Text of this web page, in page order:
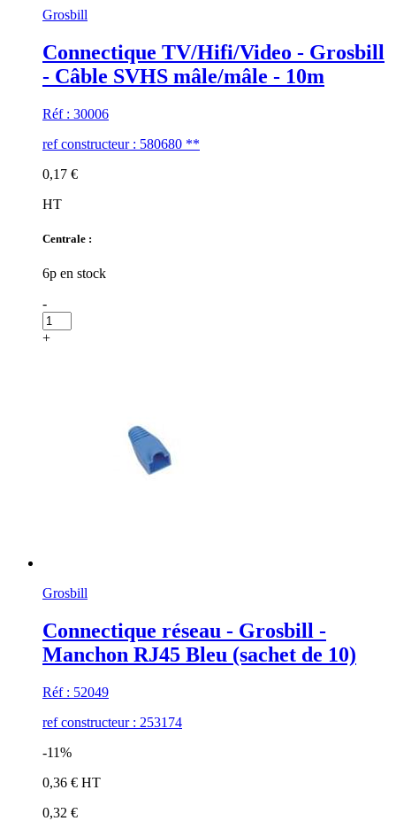
Grosbill
Connectique TV/Hifi/Video - Grosbill
- Câble SVHS mâle/mâle - 10m
Réf : 30006
ref constructeur : 580680 **
0,17 €
HT
Centrale :
6p en stock
-
+
Grosbill
Connectique réseau - Grosbill -
Manchon RJ45 Bleu (sachet de 10)
Réf : 52049
ref constructeur : 253174
-11%
0,36 € HT
0,32 €